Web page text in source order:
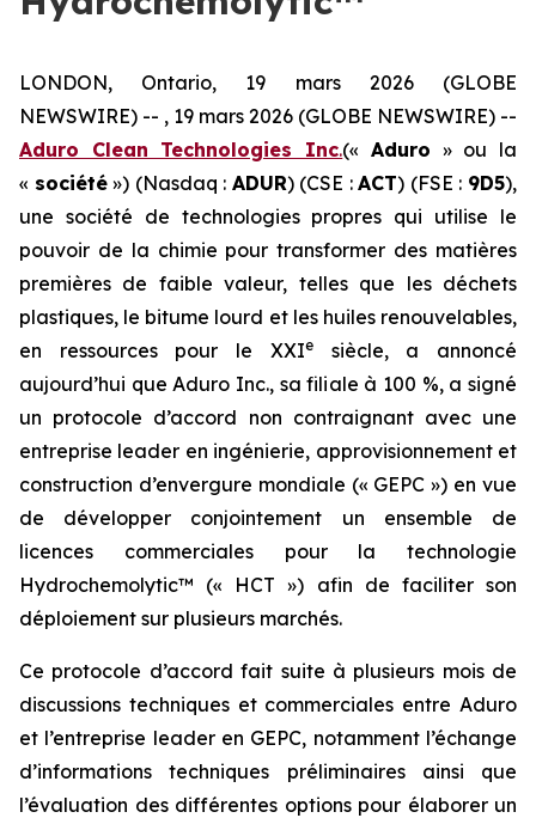
LONDON, Ontario, 19 mars 2026 (GLOBE
NEWSWIRE) -- , 19 mars 2026 (GLOBE NEWSWIRE) --
Aduro Clean Technologies Inc.(« Aduro » ou la
« société») (Nasdaq : ADUR) (CSE :ACT) (FSE : 9D5),
une société de technologies propres qui utilise le
pouvoir de la chimie pour transformer des matières
premières de faible valeur, telles que les déchets
plastiques, le bitume lourd et les huiles renouvelables,
en ressources pour le XXIesiècle, a annoncé
aujourd’hui que Aduro Inc., sa filiale à 100 %, a signé
un protocole d’accord non contraignant avec une
entreprise leader en ingénierie, approvisionnement et
construction d’envergure mondiale (« GEPC ») en vue
de développer conjointement un ensemble de
licences commerciales pour la technologie
Hydrochemolytic™ (« HCT ») afin de faciliter son
déploiement sur plusieurs marchés.
Ce protocole d’accord fait suite à plusieurs mois de
discussions techniques et commerciales entre Aduro
et l’entreprise leader en GEPC, notamment l’échange
d’informations techniques préliminaires ainsi que
l’évaluation des différentes options pour élaborer un